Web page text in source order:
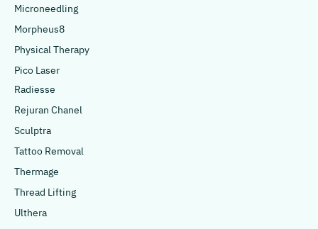
Microneedling
Morpheus8
Physical Therapy
Pico Laser
Radiesse
Rejuran Chanel
Sculptra
Tattoo Removal
Thermage
Thread Lifting
Ulthera